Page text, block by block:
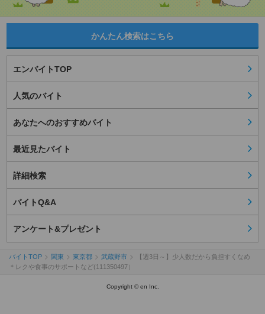
かんたん検索はこちら
エンバイトTOP
人気のバイト
あなたへのおすすめバイト
最近見たバイト
詳細検索
バイトQ&A
アンケート&プレゼント
バイトTOP 関東 東京都 武蔵野市
【週3日～】少人数だから負担すくなめ
＊レクや食事のサポートなど(111350497）
Copyright © en Inc.